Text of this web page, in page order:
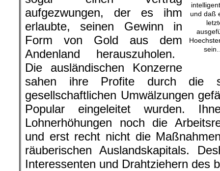
und daß
aufgezwungen, der es ihm
erlaubte, seinen Gewinn in
Form von Gold aus dem
Andenland herauszuholen.
Die ausländischen Konzerne
sahen ihre Profite durch die
gesellschaftlichen Umwälzungen
Popular eingeleitet wurden.
Lohnerhöhungen noch die
und erst recht nicht die
räuberischen Auslandskapitals.
Interessenten und Drahtziehern des